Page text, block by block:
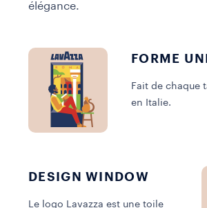
élégance.
FORME
Fait de chaque
en Italie.
DESIGN WINDOW
Le logo Lavazza est une toile